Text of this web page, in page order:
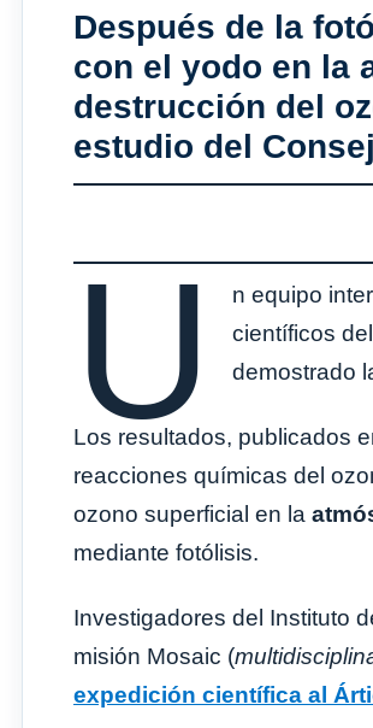
Después de la
con el yodo en la
destrucción del
estudio del
U
n equipo
científicos
demostrado
Los resultados, publicados
reacciones químicas del
ozono superficial en la
mediante fotólisis.
Investigadores del Instituto
misión Mosaic (
expedición científica al